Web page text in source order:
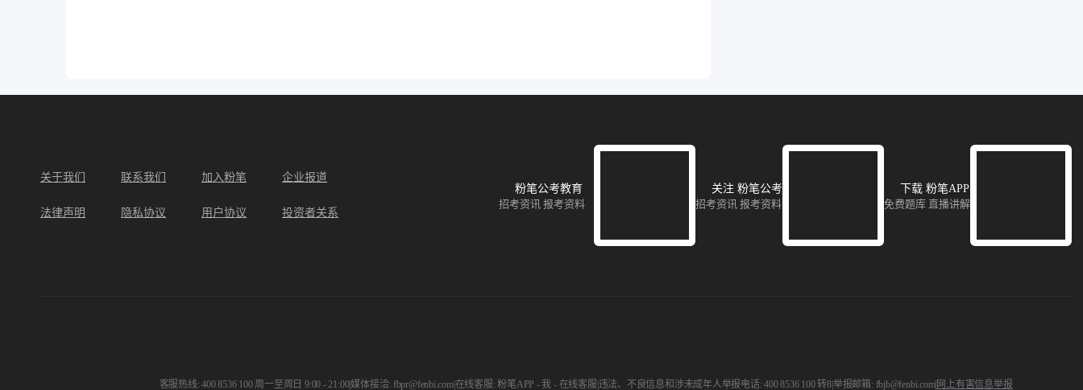
关于我们 联系我们 加入粉笔 企业报道
法律声明 隐私协议 用户协议 投资者关系
粉笔公考教育
招考资讯 报考资料
关注 粉笔公考
招考资讯 报考资料
下载 粉笔APP
免费题库 直播讲解
客服热线: 400 8536 100 周一至周日 9:00 - 21:00|媒体接洽: fbpr@fenbi.com|在线客服: 粉笔APP - 我 - 在线客服|违法、不良信息和涉未成年人举报电话: 400 8536 100 转8|举报邮箱: fbjb@fenbi.com|网上有害信息举报